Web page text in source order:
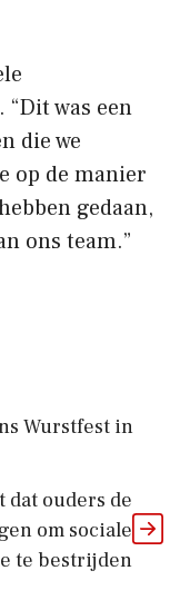
was een
die we
op de manier
gedaan,
ons team.”
Wurstfest in
dat ouders de
om sociale
te bestrijden